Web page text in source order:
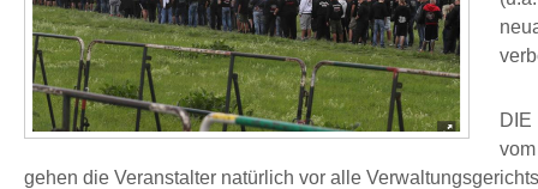
DIE
gehen die Veranstalter natürlich vor alle